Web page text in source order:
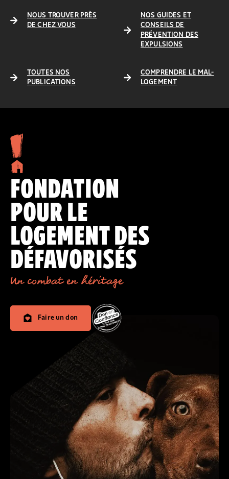
NOUS TROUVER PRÈS
DE CHEZ VOUS
NOS GUIDES ET
CONSEILS DE
PRÉVENTION DES
EXPULSIONS
TOUTES NOS
PUBLICATIONS
COMPRENDRE LE MAL-
LOGEMENT
FONDATION
POUR LE
LOGEMENT DES
DÉFAVORISÉS
Un combat en héritage
Faire un don